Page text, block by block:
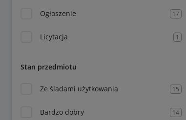
Ogłoszenie 17
Licytacja 1
Stan przedmiotu
Ze śladami użytkowania 15
Bardzo dobry 14